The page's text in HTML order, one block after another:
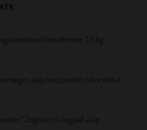
gyümölcsvelő készítmény 3,5 kg
semleges alap hozzáadott cukor nélkül
Joghurt ízű fagylalt alap